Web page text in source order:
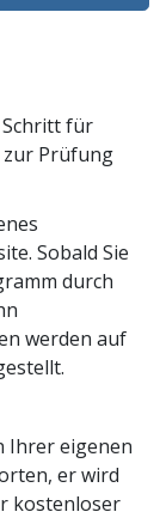
Schritt für
zur Prüfung
Sobald Sie
durch
werden auf
Ihrer eigenen
er wird
kostenloser